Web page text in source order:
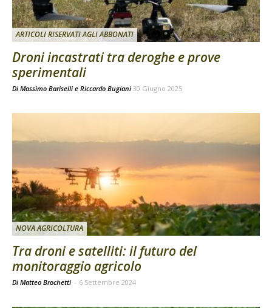
ARTICOLI RISERVATI AGLI ABBONATI
Droni incastrati tra deroghe e prove
sperimentali
Di Massimo Bariselli e Riccardo Bugiani 30 Giugno 2025
NOVA AGRICOLTURA
Tra droni e satelliti: il futuro del
monitoraggio agricolo
Di Matteo Brochetti - 6 Settembre 2024